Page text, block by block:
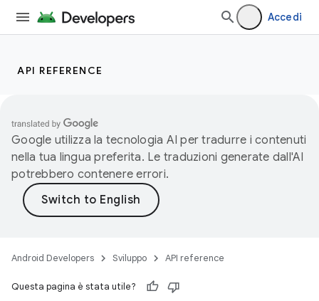
Accedi
API REFERENCE
Google utilizza la tecnologia AI per tradurre i contenuti
nella tua lingua preferita. Le traduzioni generate dall'AI
potrebbero contenere errori.
Android Developers Sviluppo API reference
Questa pagina è stata utile?